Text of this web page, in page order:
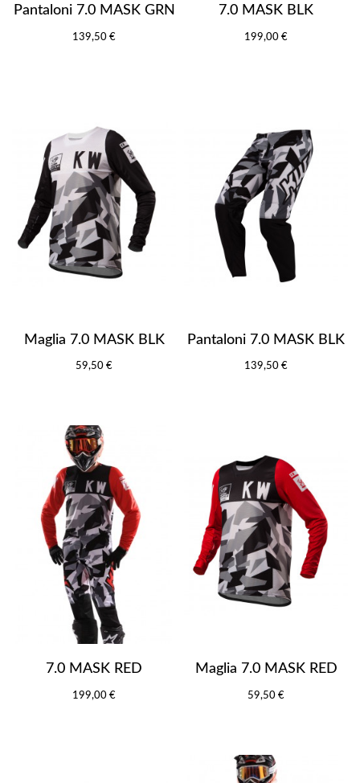
Pantaloni 7.0 MASK GRN
139,50 €
7.0 MASK BLK
199,00 €
Maglia 7.0 MASK BLK
59,50 €
Pantaloni 7.0 MASK BLK
139,50 €
7.0 MASK RED
199,00 €
Maglia 7.0 MASK RED
59,50 €